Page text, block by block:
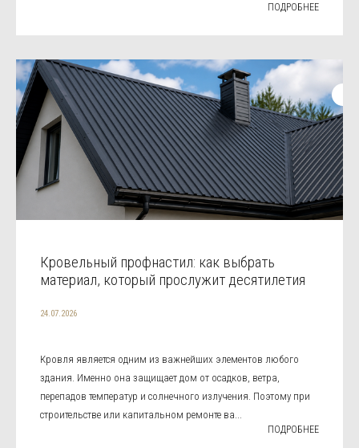
ПОДРОБНЕЕ
Кровельный профнастил: как выбрать
материал, который прослужит десятилетия
24.07.2026
Кровля является одним из важнейших элементов любого
здания. Именно она защищает дом от осадков, ветра,
перепадов температур и солнечного излучения. Поэтому при
строительстве или капитальном ремонте ва...
ПОДРОБНЕЕ